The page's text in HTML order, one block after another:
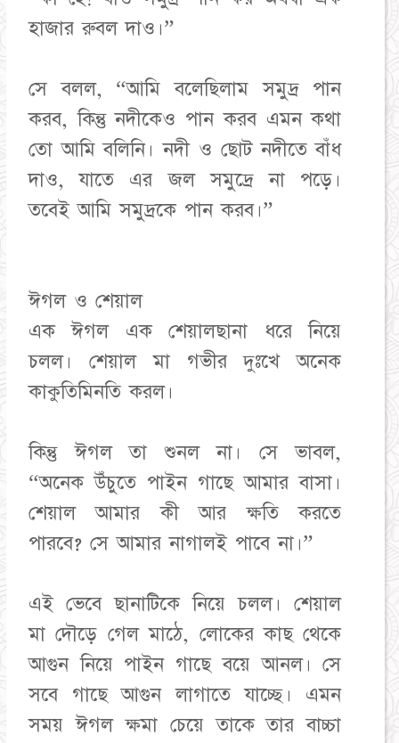
হাজার রুবল দাও।”
সে বলল, “আমি বলেছিলাম সমুদ্র পান
করব, কিন্তু নদীকেও পান করব এমন কথা
তো আমি বলিনি। নদী ও ছোট নদীতে বাঁধ
দাও, যাতে এর জল সমুদ্রে না পড়ে।
তবেই আমি সমুদ্রকে পান করব।”
ঈগল ও শেয়াল
এক ঈগল এক শেয়ালছানা ধরে নিয়ে
চলল। শেয়াল মা গভীর দুঃখে অনেক
কাকুতিমিনতি করল।
কিন্তু ঈগল তা শুনল না। সে ভাবল,
“অনেক উঁচুতে পাইন গাছে আমার বাসা।
শেয়াল আমার কী আর ক্ষতি করতে
পারবে? সে আমার নাগালই পাবে না।”
এই ভেবে ছানাটিকে নিয়ে চলল। শেয়াল
মা দৌড়ে গেল মাঠে, লোকের কাছ থেকে
আগুন নিয়ে পাইন গাছে বয়ে আনল। সে
সবে গাছে আগুন লাগাতে যাচ্ছে। এমন
সময় ঈগল ক্ষমা চেয়ে তাকে তার বাচ্চা